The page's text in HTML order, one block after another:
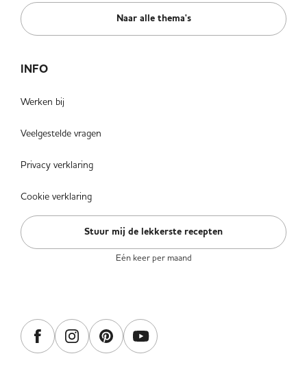
Naar alle thema's
INFO
Werken bij
Veelgestelde vragen
Privacy verklaring
Cookie verklaring
Stuur mij de lekkerste recepten
Eén keer per maand